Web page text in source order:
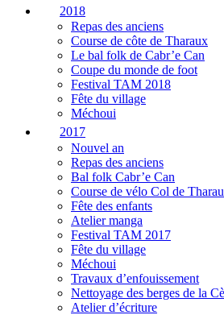
2018
Repas des anciens
Course de côte de Tharaux
Le bal folk de Cabr’e Can
Coupe du monde de foot
Festival TAM 2018
Fête du village
Méchoui
2017
Nouvel an
Repas des anciens
Bal folk Cabr’e Can
Course de vélo Col de
Fête des enfants
Atelier manga
Festival TAM 2017
Fête du village
Méchoui
Travaux d’enfouissement
Nettoyage des berges de la
Atelier d’écriture